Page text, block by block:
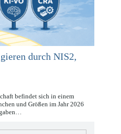
durch NIS2,
befindet sich in einem
und Größen im Jahr 2026